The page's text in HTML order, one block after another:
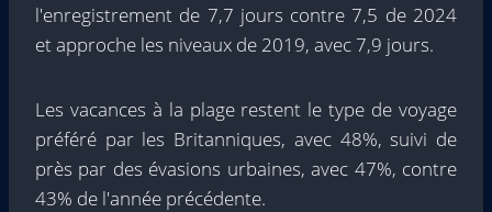
l'enregistrement de 7,7 jours contre 7,5 de 2024
et approche les niveaux de 2019, avec 7,9 jours.
Les vacances à la plage restent le type de voyage
préféré par les Britanniques, avec 48%, suivi de
près par des évasions urbaines, avec 47%, contre
43% de l'année précédente.